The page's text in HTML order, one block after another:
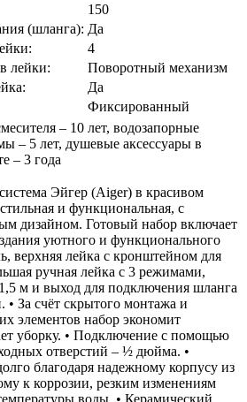
150
(шланга): Да
4
лейки:
Поворотный механизм
Да
Фиксированный
– 10 лет, водозапорные
– 5 лет, душевые аксессуары в
– 3 года
Эйгер (Aiger) в красивом
и функциональная, с
дизайном. Готовый набор включает
уютного и функционального
верхняя лейка с кронштейном для
ручная лейка с 3 режимами,
м и выход для подключения шланга
• За счёт скрытого монтажа и
элементов набор экономит
уборку. • Подключение с помощью
отверстий – ½ дюйма. •
благодаря надежному корпусу из
к коррозии, резким изменениям
воды. • Керамический